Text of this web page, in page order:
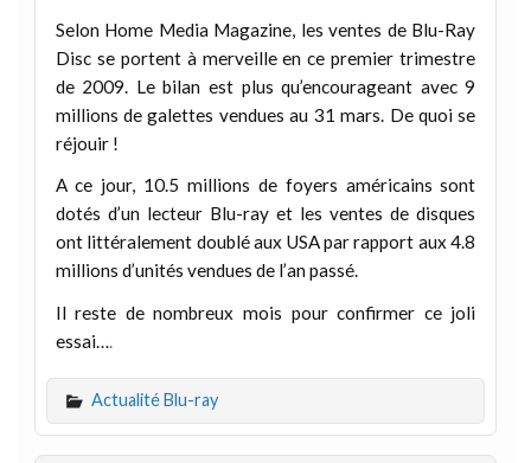
Selon Home Media Magazine, les ventes de Blu-Ray
Disc se portent à merveille en ce premier trimestre
de 2009. Le bilan est plus qu’encourageant avec 9
millions de galettes vendues au 31 mars. De quoi se
réjouir !
A ce jour, 10.5 millions de foyers américains sont
dotés d’un lecteur Blu-ray et les ventes de disques
ont littéralement doublé aux USA par rapport aux 4.8
millions d’unités vendues de l’an passé.
Il reste de nombreux mois pour confirmer ce joli
essai….
Actualité Blu-ray